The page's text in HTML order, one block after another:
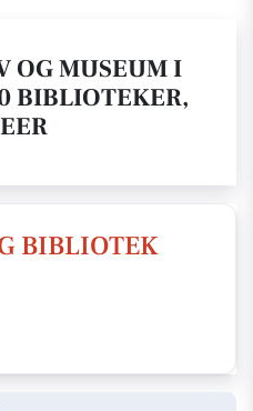
OG MUSEUM I
BIBLIOTEKER,
BIBLIOTEK